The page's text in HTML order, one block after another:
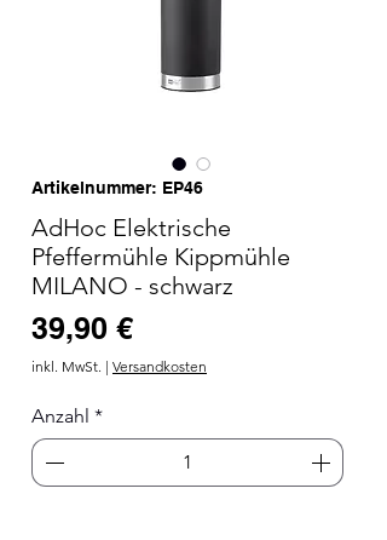
Artikelnummer: EP46
AdHoc Elektrische
Pfeffermühle Kippmühle
MILANO - schwarz
39,90 €Preis
inkl. MwSt. | Versandkosten
Anzahl *